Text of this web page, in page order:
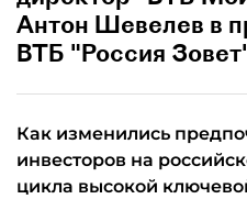
Антон Шевелев в
ВТБ "Россия
Как изменились
инвесторов на
цикла высокой